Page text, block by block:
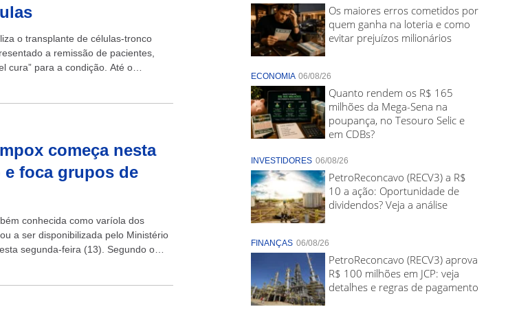
o transplante de células-tronco
a remissão de pacientes,
cura” para a condição. Até o
começa nesta
e foca grupos de
conhecida como varíola dos
a ser disponibilizada pelo Ministério
segunda-feira (13). Segundo o
Os maiores erros cometidos por
quem ganha na loteria e como
evitar prejuízos milionários
ECONOMIA 06/08/26
Quanto rendem os R$ 165
milhões da Mega-Sena na
poupança, no Tesouro Selic e
em CDBs?
INVESTIDORES 06/08/26
PetroReconcavo (RECV3) a R$
10 a ação: Oportunidade de
dividendos? Veja a análise
FINANÇAS 06/08/26
PetroReconcavo (RECV3) aprova
R$ 100 milhões em JCP: veja
detalhes e regras de pagamento